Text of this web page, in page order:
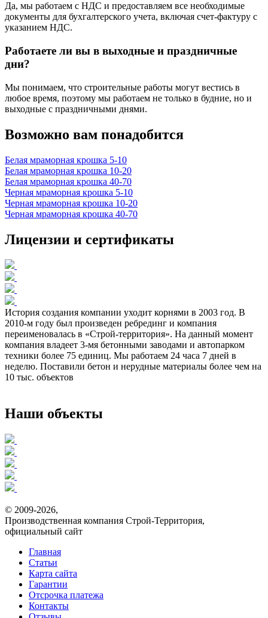
Да, мы работаем с НДС и предоставляем все необходимые
документы для бухгалтерского учета, включая счет-фактуру с
указанием НДС.
Работаете ли вы в выходные и праздничные
дни?
Мы понимаем, что строительные работы могут вестись в
любое время, поэтому мы работаем не только в будние, но и
выходные с праздничными днями.
Возможно вам понадобится
Белая мраморная крошка 5-10
Белая мраморная крошка 10-20
Белая мраморная крошка 40-70
Черная мраморная крошка 5-10
Черная мраморная крошка 10-20
Черная мраморная крошка 40-70
Лицензии и сертификаты
История создания компании уходит корнями в 2003 год. В
2010-м году был произведен ребрединг и компания
переименовалась в «Строй-территория». На данный момент
компания владеет 3-мя бетонными заводами и автопарком
техники более 75 единиц. Мы работаем 24 часа 7 дней в
неделю. Поставили бетон и нерудные материалы более чем на
10 тыс. объектов
Наши объекты
© 2009-2026,
Производственная компания Строй-Территория,
официальный сайт
Главная
Статьи
Карта сайта
Гарантии
Отсрочка платежа
Контакты